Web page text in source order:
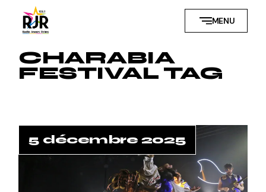
content
MENU
CHARABIA
FESTIVAL TAG
5 décembre 2025